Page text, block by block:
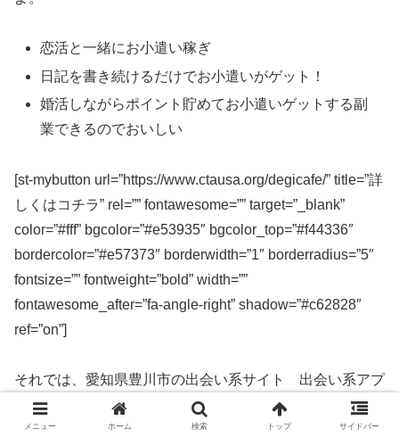
恋活と一緒にお小遣い稼ぎ
日記を書き続けるだけでお小遣いがゲット！
婚活しながらポイント貯めてお小遣いゲットする副
業できるのでおいしい
[st-mybutton url=”https://www.ctausa.org/degicafe/” title=”詳
しくはコチラ” rel=”” fontawesome=”” target=”_blank”
color=”#fff” bgcolor=”#e53935″ bgcolor_top=”#f44336″
bordercolor=”#e57373″ borderwidth=”1″ borderradius=”5″
fontsize=”” fontweight=”bold” width=””
fontawesome_after=”fa-angle-right” shadow=”#c62828″
ref=”on”]
それでは、愛知県豊川市の出会い系サイト 出会い系アプ
リを実際に使ってみた感想などを解説します。
メニュー ホーム 検索 トップ サイドバー